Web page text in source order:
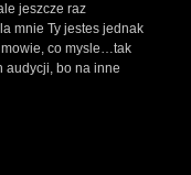
jeszcze raz
mnie Ty jestes jednak
co mysle…tak
audycji, bo na inne